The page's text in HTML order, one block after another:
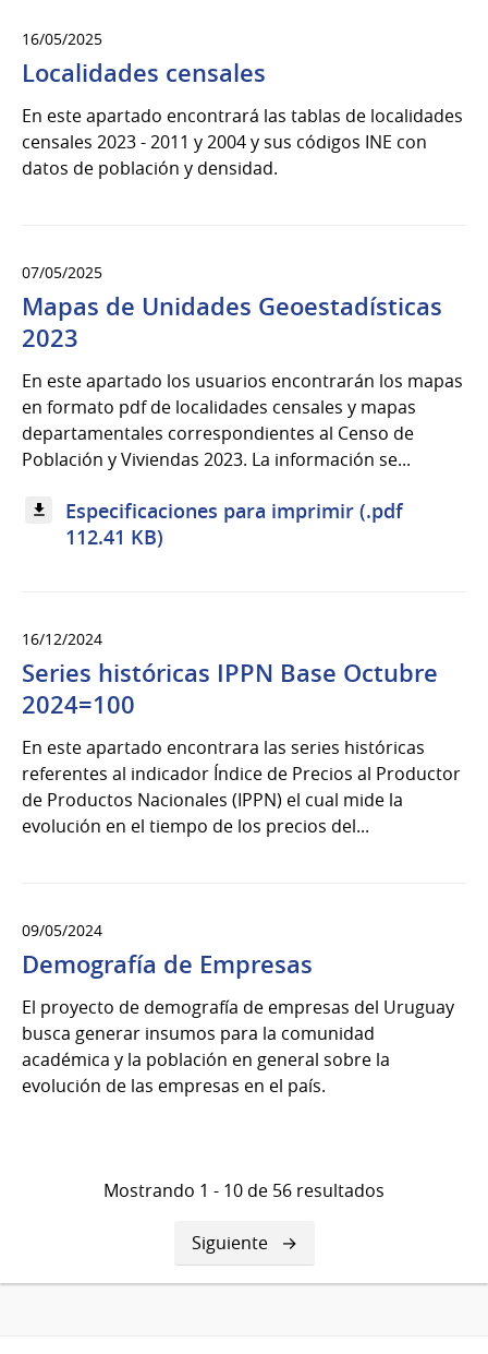
16/05/2025
Localidades censales
En este apartado encontrará las tablas de localidades
censales 2023 - 2011 y 2004 y sus códigos INE con
datos de población y densidad.
07/05/2025
Mapas de Unidades Geoestadísticas
2023
En este apartado los usuarios encontrarán los mapas
en formato pdf de localidades censales y mapas
departamentales correspondientes al Censo de
Población y Viviendas 2023. La información se...
Especificaciones para imprimir (.pdf
112.41 KB)
16/12/2024
Series históricas IPPN Base Octubre
2024=100
En este apartado encontrara las series históricas
referentes al indicador Índice de Precios al Productor
de Productos Nacionales (IPPN) el cual mide la
evolución en el tiempo de los precios del...
09/05/2024
Demografía de Empresas
El proyecto de demografía de empresas del Uruguay
busca generar insumos para la comunidad
académica y la población en general sobre la
evolución de las empresas en el país.
Mostrando 1 - 10 de 56 resultados
Siguiente
página
Siguiente